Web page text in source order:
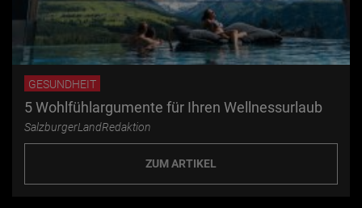
GESUNDHEIT
5 Wohlfühlargumente für Ihren Wellnessurlaub
SalzburgerLandRedaktion
ZUM ARTIKEL